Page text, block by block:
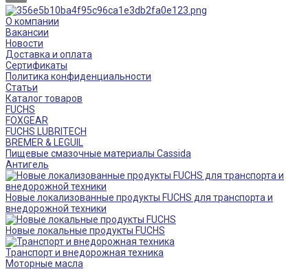
О компании
Вакансии
Новости
Доставка и оплата
Сертификаты
Политика конфиденциальности
Статьи
Каталог товаров
FUCHS
FOXGEAR
FUCHS LUBRITECH
BREMER & LEGUIL
Пищевые смазочные материалы Cassida
Антигель
Новые локализованные продукты FUCHS для транспорта и
внедорожной техники
Новые локальные продукты FUCHS
Транспорт и внедорожная техника
Моторные масла